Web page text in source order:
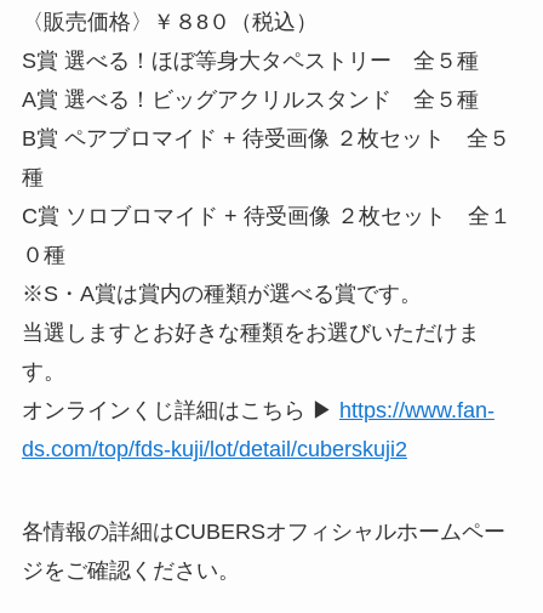
〈販売価格〉￥８8０（税込）
S賞 選べる！ほぼ等身大タペストリー 全５種
A賞 選べる！ビッグアクリルスタンド 全５種
B賞 ペアブロマイド + 待受画像 ２枚セット 全５
種
C賞 ソロブロマイド + 待受画像 ２枚セット 全１
０種
※S・A賞は賞内の種類が選べる賞です。
当選しますとお好きな種類をお選びいただけま
す。
オンラインくじ詳細はこちら ▶ https://www.fan-
ds.com/top/fds-kuji/lot/detail/cuberskuji2
各情報の詳細はCUBERSオフィシャルホームペー
ジをご確認ください。